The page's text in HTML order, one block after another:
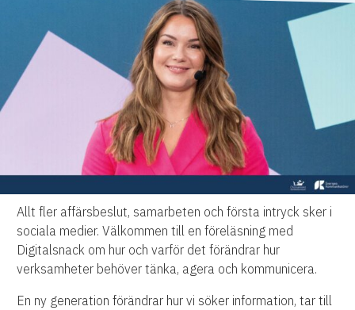
Allt fler affärsbeslut, samarbeten och första intryck sker i
sociala medier. Välkommen till en föreläsning med
Digitalsnack om hur och varför det förändrar hur
verksamheter behöver tänka, agera och kommunicera.
En ny generation förändrar hur vi söker information, tar till